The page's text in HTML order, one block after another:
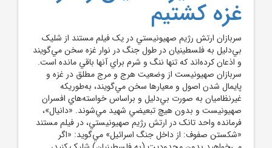
غزه کشتيم
سربازان ارتش رژيم صهيونيستي در يک فيلم مستند از شليک
بي‌دليل به فلسطينيان در طول جنگ در نوار غزه سخن مي‌گويند
و اذعان کرده‌اند که تنها ننگ و شرم براي آنها باقي مانده است.
سربازان صهيونيست از وضعيت هرج و مرج مطلق در غزه و
پايمال شدن اصول و معيارها سخن مي‌گويند، به‌طوريکه
غيرنظاميان به صورت بي‌دليل و براساس خواسته‌هاي افسران
صهيونيست و بدون هيچ تبعيضي شهيد مي‌شوند. «دانيال»،
فرمانده واحد تانک در ارتش رژيم صهيونيستي، در فيلم مستند
«شکستن صفوف: از داخل جنگ اسرائيل» مي‌گويد: «اگر